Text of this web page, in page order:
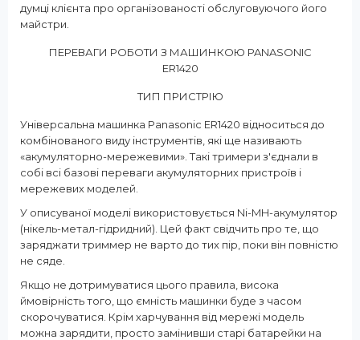
думці клієнта про організованості обслуговуючого його
майстри.
ПЕРЕВАГИ РОБОТИ З МАШИНКОЮ PANASONIC
ER1420
ТИП ПРИСТРІЮ
Універсальна машинка Panasonic ER1420 відноситься до
комбінованого виду інструментів, які ще називають
«акумуляторно-мережевими». Такі тримери з'єднали в
собі всі базові переваги акумуляторних пристроїв і
мережевих моделей.
У описуваної моделі використовується Ni-MH-акумулятор
(нікель-метал-гідридний). Цей факт свідчить про те, що
заряджати триммер не варто до тих пір, поки він повністю
не сяде.
Якщо не дотримуватися цього правила, висока
ймовірність того, що ємність машинки буде з часом
скорочуватися. Крім харчування від мережі модель
можна зарядити, просто замінивши старі батарейки на